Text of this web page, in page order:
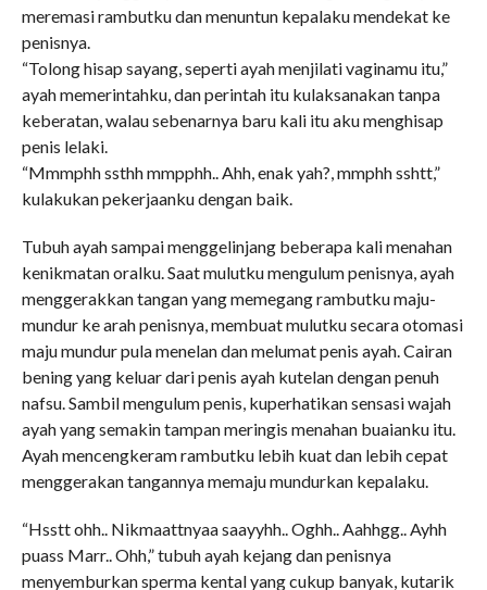
meremasi rambutku dan menuntun kepalaku mendekat ke
penisnya.
“Tolong hisap sayang, seperti ayah menjilati vaginamu itu,”
ayah memerintahku, dan perintah itu kulaksanakan tanpa
keberatan, walau sebenarnya baru kali itu aku menghisap
penis lelaki.
“Mmmphh ssthh mmpphh.. Ahh, enak yah?, mmphh sshtt,”
kulakukan pekerjaanku dengan baik.
Tubuh ayah sampai menggelinjang beberapa kali menahan
kenikmatan oralku. Saat mulutku mengulum penisnya, ayah
menggerakkan tangan yang memegang rambutku maju-
mundur ke arah penisnya, membuat mulutku secara otomasi
maju mundur pula menelan dan melumat penis ayah. Cairan
bening yang keluar dari penis ayah kutelan dengan penuh
nafsu. Sambil mengulum penis, kuperhatikan sensasi wajah
ayah yang semakin tampan meringis menahan buaianku itu.
Ayah mencengkeram rambutku lebih kuat dan lebih cepat
menggerakan tangannya memaju mundurkan kepalaku.
“Hsstt ohh.. Nikmaattnyaa saayyhh.. Oghh.. Aahhgg.. Ayhh
puass Marr.. Ohh,” tubuh ayah kejang dan penisnya
menyemburkan sperma kental yang cukup banyak, kutarik